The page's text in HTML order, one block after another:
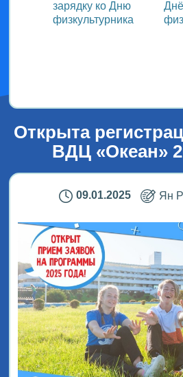
зарядку ко Дню
физкультурника
Открыта
ВДЦ «Океан»
09.01.2025 Ян